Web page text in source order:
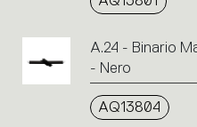
A.24 - Binario
- Nero
AQ13804